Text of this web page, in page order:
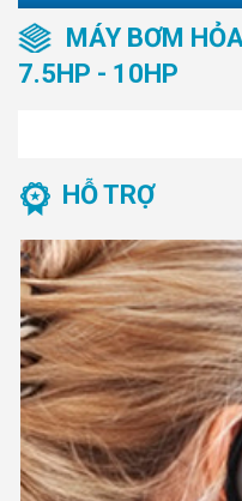
MÁY BƠM
7.5HP - 10HP
HỖ TRỢ